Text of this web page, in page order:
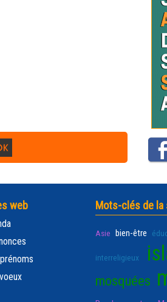
web Mots-clés de la
Asie bien-être
interreligieux
mosquées